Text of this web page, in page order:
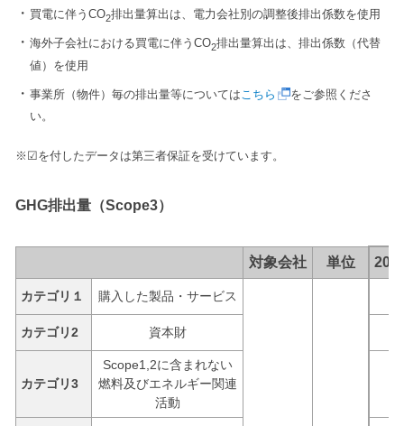
買電に伴うCO2排出量算出は、電力会社別の調整後排出係数を使用
海外子会社における買電に伴うCO2排出量算出は、排出係数（代替
値）を使用
事業所（物件）毎の排出量等については こちら
をご参照くださ
い。
※☑を付したデータは第三者保証を受けています。
GHG排出量（Scope3）
対象会社 単位
カテゴリ１ 購入した製品・サービス
カテゴリ2 資本財
カテゴリ3
Scope1,2に含まれない
燃料及びエネルギー関連
活動